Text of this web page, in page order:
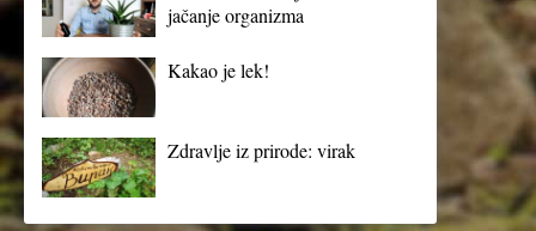
jačanje organizma
Kakao je lek!
Zdravlje iz prirode: virak